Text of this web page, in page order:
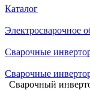
Каталог
Электросварочное
Сварочные
Сварочные
Сварочный